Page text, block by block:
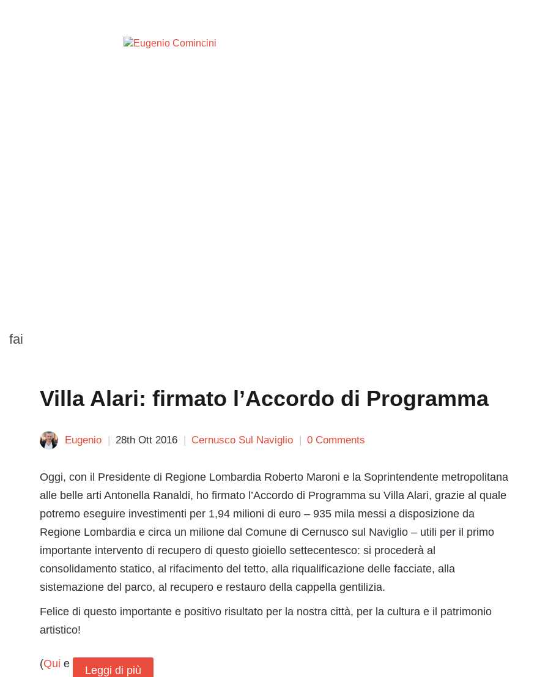
fai
Villa Alari: firmato l’Accordo di Programma
Eugenio 28th Ott 2016 Cernusco Sul Naviglio 0 Comments
Oggi, con il Presidente di Regione Lombardia Roberto Maroni e la Soprintendente metropolitana
alle belle arti Antonella Ranaldi, ho firmato l’Accordo di Programma su Villa Alari, grazie al quale
potremo eseguire investimenti per 1,94 milioni di euro – 935 mila messi a disposizione da
Regione Lombardia e circa un milione dal Comune di Cernusco sul Naviglio – utili per il primo
importante intervento di recupero di questo gioiello settecentesco: si procederà al
consolidamento statico, al rifacimento del tetto, alla riqualificazione delle facciate, alla
sistemazione del parco, al recupero e restauro della cappella gentilizia.
Felice di questo importante e positivo risultato per la nostra città, per la cultura e il patrimonio
artistico!
(Qui e
Leggi di più